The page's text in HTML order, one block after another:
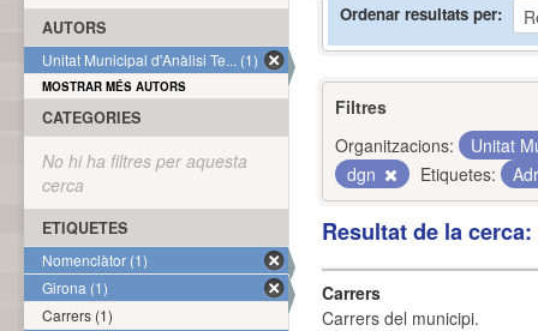
Ordenar resultats per
Filtres
Organitzacions:
Unitat
dgn
Etiquetes:
Resultat de la
Carrers
Carrers del municipi.
AUTORS
Unitat Municipal d'Anàlisi Te... (1)
MOSTRAR MÉS AUTORS
CATEGORIES
No hi ha filtres per aquesta
cerca
ETIQUETES
Nomenclàtor (1)
Girona (1)
Carrers (1)